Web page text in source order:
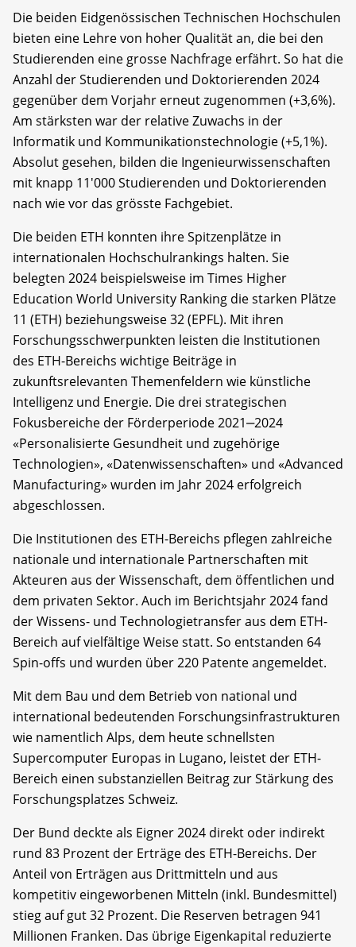
Die beiden Eidgenössischen Technischen Hochschulen
bieten eine Lehre von hoher Qualität an, die bei den
Studierenden eine grosse Nachfrage erfährt. So hat die
Anzahl der Studierenden und Doktorierenden 2024
gegenüber dem Vorjahr erneut zugenommen (+3,6%).
Am stärksten war der relative Zuwachs in der
Informatik und Kommunikationstechnologie (+5,1%).
Absolut gesehen, bilden die Ingenieurwissenschaften
mit knapp 11'000 Studierenden und Doktorierenden
nach wie vor das grösste Fachgebiet.
Die beiden ETH konnten ihre Spitzenplätze in
internationalen Hochschulrankings halten. Sie
belegten 2024 beispielsweise im Times Higher
Education World University Ranking die starken Plätze
11 (ETH) beziehungsweise 32 (EPFL). Mit ihren
Forschungsschwerpunkten leisten die Institutionen
des ETH-Bereichs wichtige Beiträge in
zukunftsrelevanten Themenfeldern wie künstliche
Intelligenz und Energie. Die drei strategischen
Fokusbereiche der Förderperiode 2021‒2024
«Personalisierte Gesundheit und zugehörige
Technologien», «Datenwissenschaften» und «Advanced
Manufacturing» wurden im Jahr 2024 erfolgreich
abgeschlossen.
Die Institutionen des ETH-Bereichs pflegen zahlreiche
nationale und internationale Partnerschaften mit
Akteuren aus der Wissenschaft, dem öffentlichen und
dem privaten Sektor. Auch im Berichtsjahr 2024 fand
der Wissens- und Technologietransfer aus dem ETH-
Bereich auf vielfältige Weise statt. So entstanden 64
Spin-offs und wurden über 220 Patente angemeldet.
Mit dem Bau und dem Betrieb von national und
international bedeutenden Forschungsinfrastrukturen
wie namentlich Alps, dem heute schnellsten
Supercomputer Europas in Lugano, leistet der ETH-
Bereich einen substanziellen Beitrag zur Stärkung des
Forschungsplatzes Schweiz.
Der Bund deckte als Eigner 2024 direkt oder indirekt
rund 83 Prozent der Erträge des ETH-Bereichs. Der
Anteil von Erträgen aus Drittmitteln und aus
kompetitiv eingeworbenen Mitteln (inkl. Bundesmittel)
stieg auf gut 32 Prozent. Die Reserven betragen 941
Millionen Franken. Das übrige Eigenkapital reduzierte